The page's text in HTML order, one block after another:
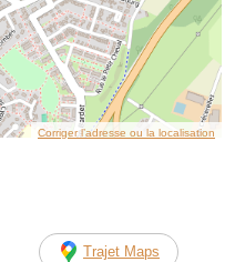
Corriger l’adresse ou la localisation
Trajet Maps